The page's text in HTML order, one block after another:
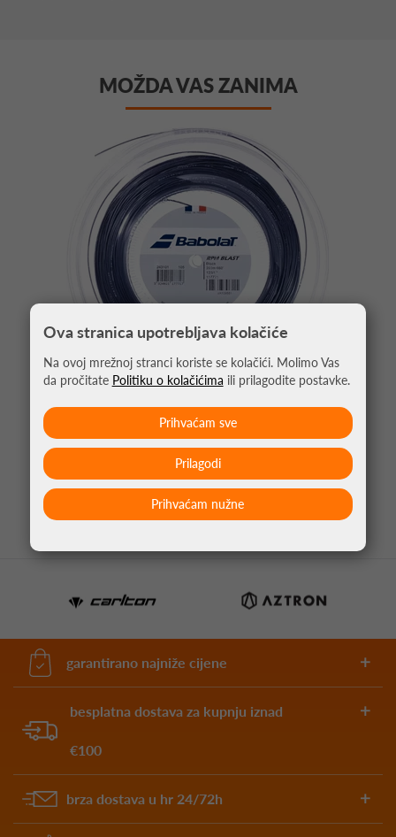
MOŽDA VAS ZANIMA
ŽICA ZA TENIS BABOLAT RPM BLAST 1.25 200M
219,95 €
garantirano najniže cijene
besplatna dostava za kupnju iznad
€100
brza dostava u hr 24/72h
Ova stranica upotrebljava kolačiće
Na ovoj mrežnoj stranci koriste se kolačići. Molimo Vas
da pročitate Politiku o kolačićima ili prilagodite postavke.
Prihvaćam nužne
Prilagodi
Prihvaćam sve